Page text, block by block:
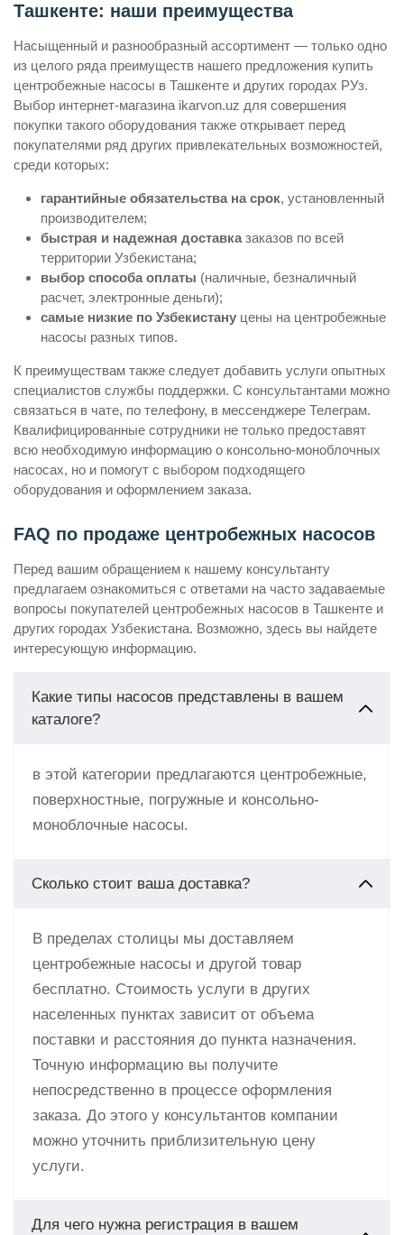
Ташкенте: наши преимущества
Насыщенный и разнообразный ассортимент — только одно
из целого ряда преимуществ нашего предложения купить
центробежные насосы в Ташкенте и других городах РУз.
Выбор интернет-магазина ikarvon.uz для совершения
покупки такого оборудования также открывает перед
покупателями ряд других привлекательных возможностей,
среди которых:
гарантийные обязательства на срок, установленный
производителем;
быстрая и надежная доставка заказов по всей
территории Узбекистана;
выбор способа оплаты (наличные, безналичный
расчет, электронные деньги);
самые низкие по Узбекистану цены на центробежные
насосы разных типов.
К преимуществам также следует добавить услуги опытных
специалистов службы поддержки. С консультантами можно
связаться в чате, по телефону, в мессенджере Телеграм.
Квалифицированные сотрудники не только предоставят
всю необходимую информацию о консольно-моноблочных
насосах, но и помогут с выбором подходящего
оборудования и оформлением заказа.
FAQ по продаже центробежных насосов
Перед вашим обращением к нашему консультанту
предлагаем ознакомиться с ответами на часто задаваемые
вопросы покупателей центробежных насосов в Ташкенте и
других городах Узбекистана. Возможно, здесь вы найдете
интересующую информацию.
Какие типы насосов представлены в вашем
каталоге?
в этой категории предлагаются центробежные,
поверхностные, погружные и консольно-
моноблочные насосы.
Сколько стоит ваша доставка?
В пределах столицы мы доставляем
центробежные насосы и другой товар
бесплатно. Стоимость услуги в других
населенных пунктах зависит от объема
поставки и расстояния до пункта назначения.
Точную информацию вы получите
непосредственно в процессе оформления
заказа. До этого у консультантов компании
можно уточнить приблизительную цену
услуги.
Для чего нужна регистрация в вашем